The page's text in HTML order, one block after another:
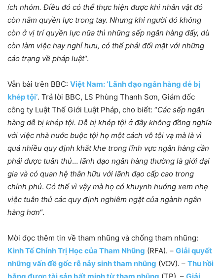
ích nhóm. Điều đó có thể thực hiện được khi nhân vật đó
còn nắm quyền lực trong tay. Nhưng khi người đó không
còn ở vị trí quyền lực nữa thì những sếp ngân hàng đấy, dù
còn làm việc hay nghỉ hưu, có thể phải đối mặt với những
cáo trạng về pháp luật“.
Vẫn bài trên BBC: Việt Nam: ‘Lãnh đạo ngân hàng dễ bị
khép tội’. Trả lời BBC, LS Phùng Thanh Sơn, Giám đốc
công ty Luật Thế Giới Luật Pháp, cho biết: “Các sếp ngân
hàng dễ bị khép tội. Dễ bị khép tội ở đây không đồng nghĩa
với việc nhà nước buộc tội họ một cách vô tội vạ mà là vì
quá nhiều quy định khắt khe trong lĩnh vực ngân hàng cần
phải được tuân thủ… lãnh đạo ngân hàng thường là giới đại
gia và có quan hệ thân hữu với lãnh đạo cấp cao trong
chính phủ. Có thể vì vậy mà họ có khuynh hướng xem nhẹ
việc tuân thủ các quy định nghiêm ngặt của ngành ngân
hàng hơn“.
Mời đọc thêm tin về tham nhũng và chống tham nhũng:
Kinh Tế Chính Trị Học của Tham Nhũng (RFA). – Giải quyết
những vấn đề gốc rễ nảy sinh tham nhũng (VOV). – Thu hồi